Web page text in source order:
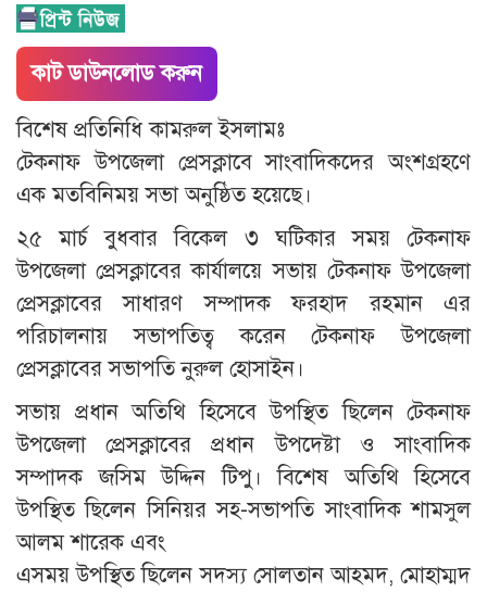
কাট ডাউনলোড করুন
বিশেষ প্রতিনিধি কামরুল ইসলামঃ
টেকনাফ উপজেলা প্রেসক্লাবে সাংবাদিকদের অংশগ্রহণে
এক মতবিনিময় সভা অনুষ্ঠিত হয়েছে।
২৫ মার্চ বুধবার বিকেল ৩ ঘটিকার সময় টেকনাফ
উপজেলা প্রেসক্লাবের কার্যালয়ে সভায় টেকনাফ উপজেলা
প্রেসক্লাবের সাধারণ সম্পাদক ফরহাদ রহমান এর
পরিচালনায় সভাপতিত্ব করেন টেকনাফ উপজেলা
প্রেসক্লাবের সভাপতি নুরুল হোসাইন।
‎‎সভায় প্রধান অতিথি হিসেবে উপস্থিত ছিলেন টেকনাফ
উপজেলা প্রেসক্লাবের প্রধান উপদেষ্টা ও সাংবাদিক
সম্পাদক জসিম উদ্দিন টিপু। বিশেষ অতিথি হিসেবে
উপস্থিত ছিলেন সিনিয়র সহ-সভাপতি সাংবাদিক শামসুল
আলম শারেক এবং
‎এসময় উপস্থিত ছিলেন সদস্য সোলতান আহমদ, মোহাম্মদ